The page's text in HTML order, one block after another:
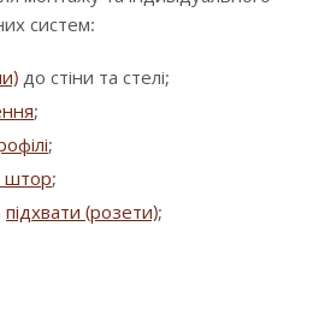
систем:
до стіни та стелі;
;
;
штор;
підхвати (розети);